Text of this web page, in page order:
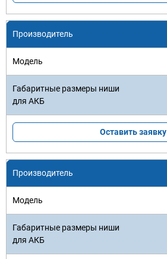
Оставить заявку